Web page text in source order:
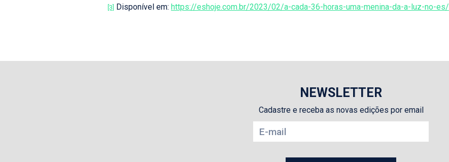
[3] Disponível em: https://eshoje.com.br/2023/02/a-cada-36-horas-uma-menina-da-a-luz-no-es/
NEWSLETTER
Cadastre e receba as novas edições por email